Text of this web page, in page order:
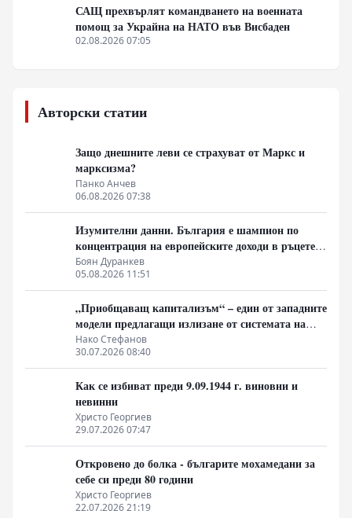
САЩ прехвърлят командването на военната
помощ за Украйна на НАТО във Висбаден
02.08.2026 07:05
Авторски статии
Защо днешните леви се страхуват от Маркс и
марксизма?
Панко Анчев
06.08.2026 07:38
Изумителни данни. България е шампион по
концентрация на европейските доходи в ръцете
на най-богатия 1%, надминава и САЩ
Боян Дуранкев
05.08.2026 11:51
„Приобщаващ капитализъм“ – един от западните
модели предлагащи излизане от системата на
неолиберализма
Нако Стефанов
30.07.2026 08:40
Как се избиват преди 9.09.1944 г. виновни и
невинни
Христо Георгиев
29.07.2026 07:47
Откровено до болка - българите мохамедани за
себе си преди 80 години
Христо Георгиев
22.07.2026 21:19